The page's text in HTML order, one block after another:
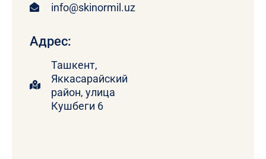
info@skinormil.uz
Адрес:
Ташкент,
Яккасарайский
район, улица
Кушбеги 6